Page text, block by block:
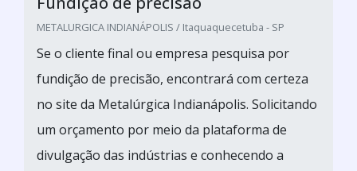
METALURGICA INDIANÁPOLIS / Itaquaquecetuba - SP
Se o cliente final ou empresa pesquisa por
fundição de precisão, encontrará com certeza
no site da Metalúrgica Indianápolis. Solicitando
um orçamento por meio da plataforma de
divulgação das indústrias e conhecendo a